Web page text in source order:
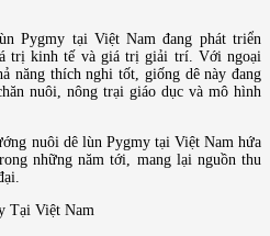
Pygmy tại Việt Nam đang phát triển
trị kinh tế và giá trị giải trí. Với ngoại
năng thích nghi tốt, giống dê này đang
nuôi, nông trại giáo dục và mô hình
nuôi dê lùn Pygmy tại Việt Nam hứa
những năm tới, mang lại nguồn thu